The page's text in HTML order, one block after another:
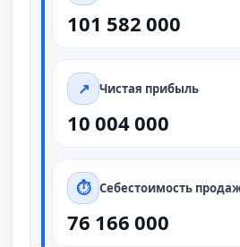
101 582 000
Чистая прибыль
10 004 000
Себестоимость
76 166 000